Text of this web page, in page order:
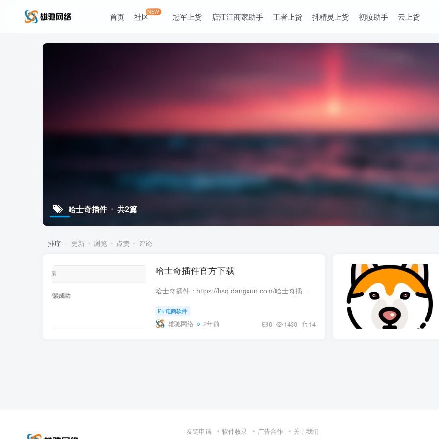
首页 社区NEW 冠军上货 店汪汪商家助手 王者上货 抖精灵上货 初妆助手 云上货
哈士奇插件 共2篇
排序 更新 浏览 点赞 评论
哈士奇插件官方下载
哈士奇插件：https://hsq.dangxun.com/哈士奇插件：作为最新版的Chrome电商辅助工具合集，这款插件是为电商用户精心打造的。它融合了商品比价、优惠券查询、实时价格追踪等多项功能，旨在为用户...
电商软件
雄驰网络 2年前 0 1430 14
友链申请 软件收录 广告合作 关于我们